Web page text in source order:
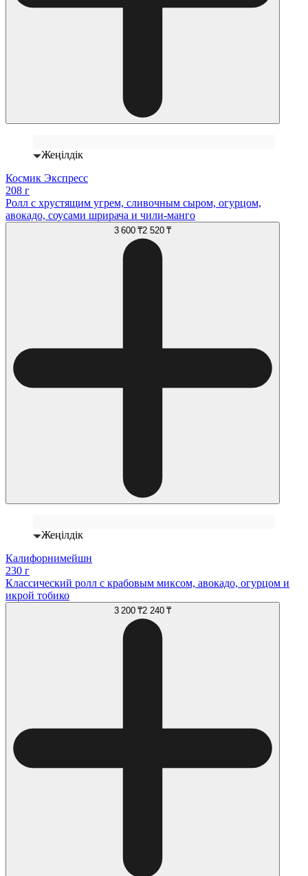
Жеңілдік
Космик Экспресс
208 г
Ролл с хрустящим угрем, сливочным сыром, огурцом,
авокадо, соусами шрирача и чили-манго
3 600 ₸2 520 ₸
Жеңілдік
Калифорнимейшн
230 г
Классический ролл с крабовым миксом, авокадо, огурцом и
икрой тобико
3 200 ₸2 240 ₸